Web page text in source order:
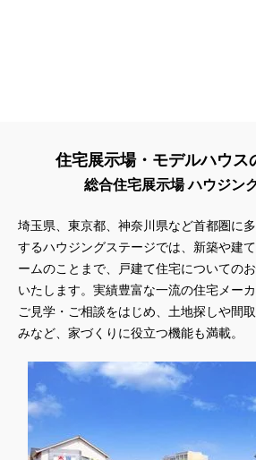
住宅展示場・モデルハウス
総合住宅展示場 ハウジン
埼玉県、東京都、神奈川県など首都圏に
するハウジングステージでは、新築や建
ームのことまで、戸建て住宅についての
いたします。実績豊富な一流の住宅メー
ご見学・ご相談をはじめ、土地探しや間
みなど、家づくりに役立つ機能も満載。